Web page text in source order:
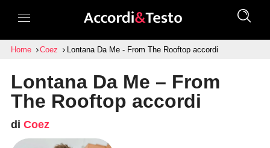
Home Coez Lontana Da Me - From The Rooftop accordi
Lontana Da Me – From
The Rooftop accordi
di Coez